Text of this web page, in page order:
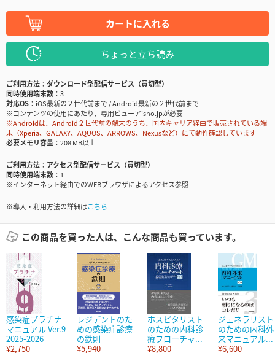
カートに入れる
ちょっと立ち読み
ご利用方法
ダウンロード型配信サービス（買切型）
同時使用端末数
3
対応OS
iOS最新の２世代前まで / Android最新の２世代前まで
※コンテンツの使用にあたり、専用ビューアisho.jpが必要
※Androidは、Android２世代前の端末のうち、国内キャリア経由で販売されている端
末（Xperia、GALAXY、AQUOS、ARROWS、Nexusなど）にて動作確認しています
必要メモリ容量
208 MB以上
ご利用方法
アクセス型配信サービス（買切型）
同時使用端末数
1
※インターネット経由でのWEBブラウザによるアクセス参照
※導入・利用方法の詳細はこちら
この商品を買った人は、こんな商品も買っています。
感染症プラチナ
マニュアル Ver.9
2025-2026
¥2,750
レジデントのた
めの感染症診療
の鉄則
¥5,940
ホスピタリスト
のための内科診
療フローチャ...
¥8,800
ジェネラリスト
のための内科外
来マニュアル...
¥6,600